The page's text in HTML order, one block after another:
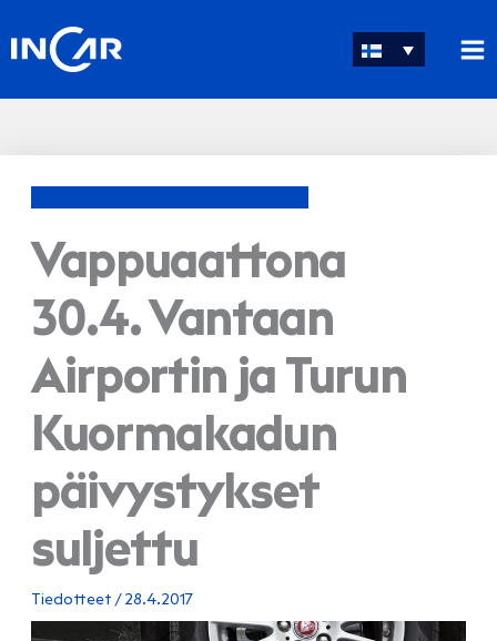
sisältöön
Vappuaattona
30.4. Vantaan
Airportin ja Turun
Kuormakadun
päivystykset
suljettu
Tiedotteet /28.4.2017